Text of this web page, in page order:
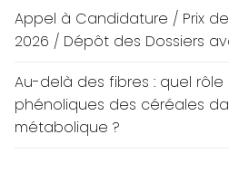
Appel à Candidature / Prix de
2026 / Dépôt des Dossiers
Au-delà des fibres : quel
phénoliques des céréales
métabolique ?